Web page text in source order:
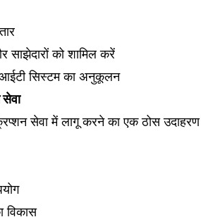
साझेदारों को शामिल करें
आईटी सिस्टम का अनुकूलन
सेवा
सेवा में लागू करने का एक ठोस
विकास